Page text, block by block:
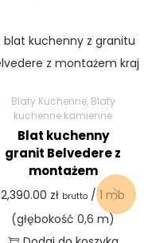
Blaty Kuchenne, Blaty
kuchenne kamienne
Blat kuchenny
granit Belvedere z
montażem
2,390.00 zł brutto / 1 mb
(głębokość 0,6 m)